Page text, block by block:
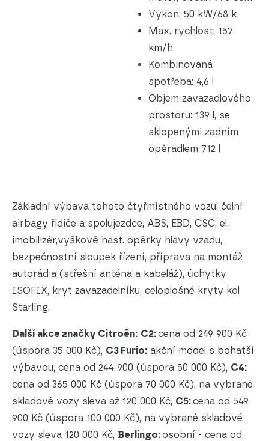
Výkon: 50 kW/68 k
Max. rychlost: 157
km/h
Kombinovaná
spotřeba: 4,6 l
Objem zavazadlového
prostoru: 139 l, se
sklopenými zadním
opěradlem 712 l
Základní výbava tohoto čtyřmístného vozu: čelní
airbagy řidiče a spolujezdce, ABS, EBD, CSC, el.
imobilizér,výškově nast. opěrky hlavy vzadu,
bezpečnostní sloupek řízení, příprava na montáž
autorádia (střešní anténa a kabeláž), úchytky
ISOFIX, kryt zavazadelníku, celoplošné kryty kol
Starling.
Další akce značky Citroën: C2:cena od 249 900 Kč
(úspora 35 000 Kč), C3 Furio: akční model s bohatší
výbavou, cena od 244 900 (úspora 50 000 Kč), C4:
cena od 365 000 Kč (úspora 70 000 Kč), na vybrané
skladové vozy sleva až 120 000 Kč, C5:cena od 549
900 Kč (úspora 100 000 Kč), na vybrané skladové
vozy sleva 120 000 Kč, Berlingo:osobní - cena od